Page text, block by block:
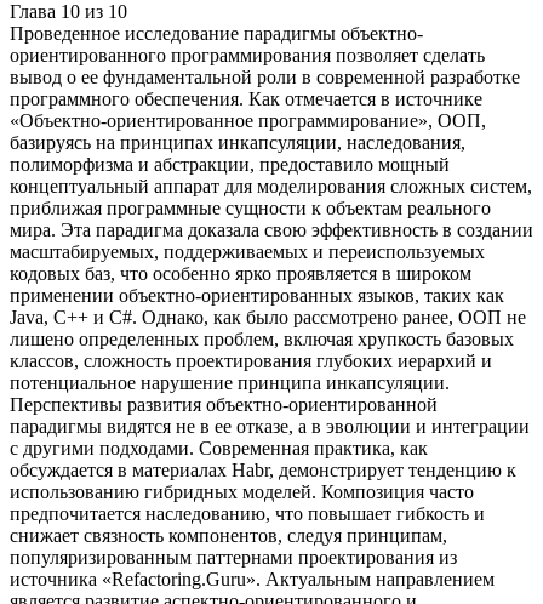
Глава 10 из 10
Проведенное исследование парадигмы объектно-
ориентированного программирования позволяет сделать
вывод о ее фундаментальной роли в современной разработке
программного обеспечения. Как отмечается в источнике
«Объектно-ориентированное программирование», ООП,
базируясь на принципах инкапсуляции, наследования,
полиморфизма и абстракции, предоставило мощный
концептуальный аппарат для моделирования сложных систем,
приближая программные сущности к объектам реального
мира. Эта парадигма доказала свою эффективность в создании
масштабируемых, поддерживаемых и переиспользуемых
кодовых баз, что особенно ярко проявляется в широком
применении объектно-ориентированных языков, таких как
Java, C++ и C#. Однако, как было рассмотрено ранее, ООП не
лишено определенных проблем, включая хрупкость базовых
классов, сложность проектирования глубоких иерархий и
потенциальное нарушение принципа инкапсуляции.
Перспективы развития объектно-ориентированной
парадигмы видятся не в ее отказе, а в эволюции и интеграции
с другими подходами. Современная практика, как
обсуждается в материалах Habr, демонстрирует тенденцию к
использованию гибридных моделей. Композиция часто
предпочитается наследованию, что повышает гибкость и
снижает связность компонентов, следуя принципам,
популяризированным паттернами проектирования из
источника «Refactoring.Guru». Актуальным направлением